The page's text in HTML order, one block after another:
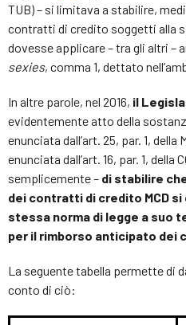
TUB) – si limitava a stabilire,
contratti di credito soggetti alla
dovesse applicare – tra gli altri –
sexies, comma 1, dettato
In altre parole, nel 2016, il
evidentemente atto della
enunciata dall’art. 25, par. 1, della
enunciata dall’art. 16, par. 1, della
semplicemente – di stabilire
dei contratti di credito MCD
stessa norma di legge a suo
per il rimborso anticipato dei
La seguente tabella permette di
conto di ciò: